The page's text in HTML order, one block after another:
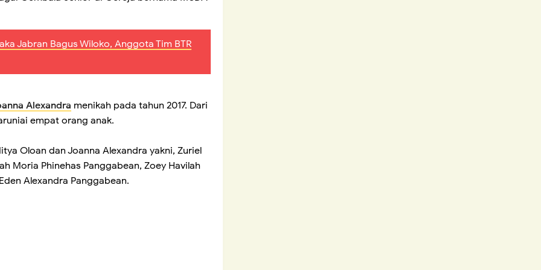
Jabran Bagus Wiloko, Anggota Tim BTR
Alexandra menikah pada tahun 2017. Dari
empat orang anak.
Oloan dan Joanna Alexandra yakni, Zuriel
Moria Phinehas Panggabean, Zoey Havilah
Alexandra Panggabean.